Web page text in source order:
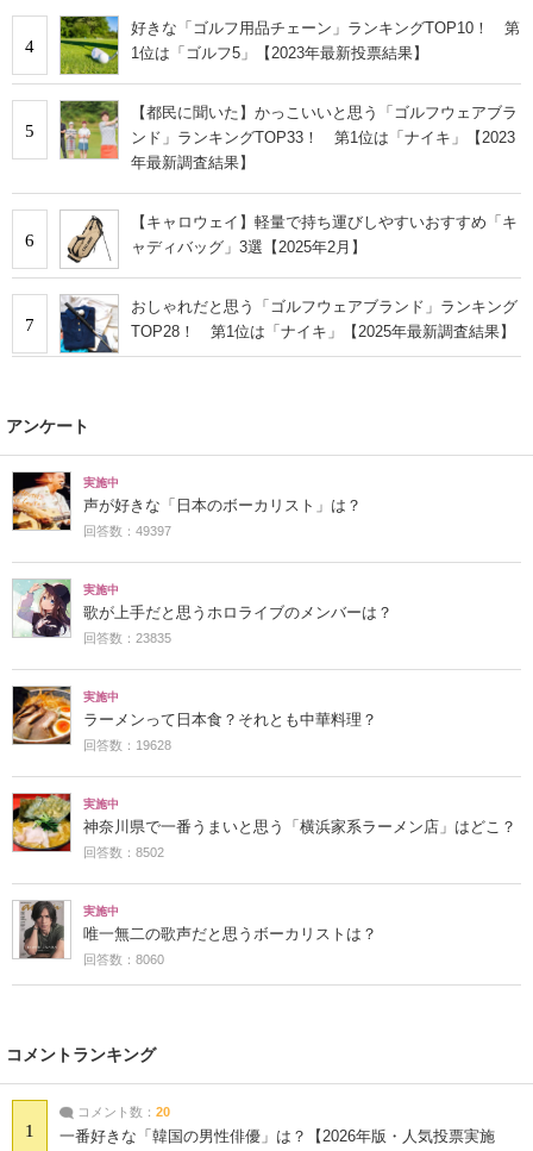
4
好きな「ゴルフ用品チェーン」ランキングTOP10！ 第
1位は「ゴルフ5」【2023年最新投票結果】
5
【都民に聞いた】かっこいいと思う「ゴルフウェアブラ
ンド」ランキングTOP33！ 第1位は「ナイキ」【2023
年最新調査結果】
6
【キャロウェイ】軽量で持ち運びしやすいおすすめ「キ
ャディバッグ」3選【2025年2月】
7
おしゃれだと思う「ゴルフウェアブランド」ランキング
TOP28！ 第1位は「ナイキ」【2025年最新調査結果】
アンケート
実施中
声が好きな「日本のボーカリスト」は？
回答数：49397
実施中
歌が上手だと思うホロライブのメンバーは？
回答数：23835
実施中
ラーメンって日本食？それとも中華料理？
回答数：19628
実施中
神奈川県で一番うまいと思う「横浜家系ラーメン店」はどこ？
回答数：8502
実施中
唯一無二の歌声だと思うボーカリストは？
回答数：8060
コメントランキング
1
コメント数： 20
一番好きな「韓国の男性俳優」は？【2026年版・人気投票実施